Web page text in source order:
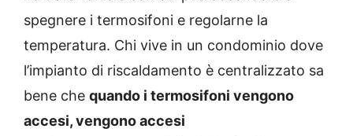
spegnere i termosifoni e regolarne la
temperatura. Chi vive in un condominio dove
l’impianto di riscaldamento è centralizzato sa
bene che quando i termosifoni vengono
accesi, vengono accesi